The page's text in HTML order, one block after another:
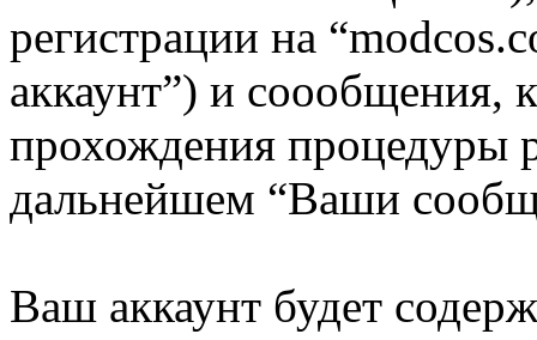
регистрации на
аккаунт”) и соообщения,
прохождения процедуры
дальнейшем “Ваши
Ваш аккаунт будет